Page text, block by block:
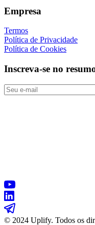
Empresa
Termos
Política de Privacidade
Política de Cookies
Inscreva-se no
© 2024 Uplify. Todos os